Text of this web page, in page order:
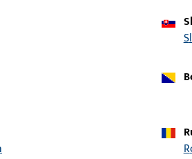
0-1 | Drückerstift | Drückerstift GT
0-1 | Drückerstift | Drückerstift GT